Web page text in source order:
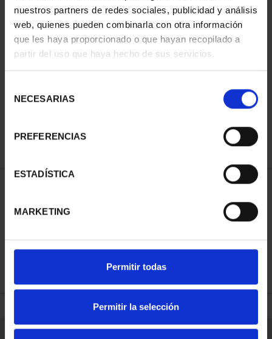
nuestros partners de redes sociales, publicidad y análisis
web, quienes pueden combinarla con otra información
que les haya proporcionado o que hayan recopilado a
partir del uso que haya hecho de sus servicios.
NECESARIAS
PREFERENCIAS
ESTADÍSTICA
MARKETING
Permitir todas
Permitir la selección
73,00 €
REFINAR